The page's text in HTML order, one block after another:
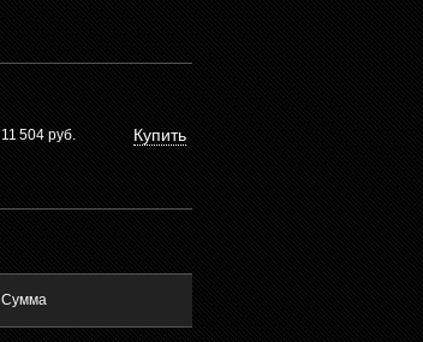
11 504 руб. Купить
Сумма